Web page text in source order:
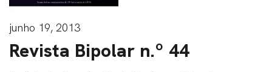
junho 19, 2013
Revista Bipolar n.º 44